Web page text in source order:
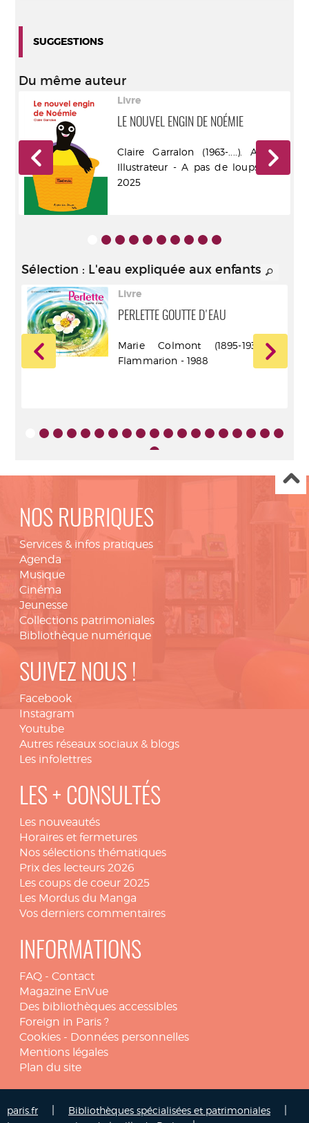
SUGGESTIONS
Du même auteur
Livre
LE NOUVEL ENGIN DE NOÉMIE
Claire Garralon (1963-....). Auteur.
Illustrateur - A pas de loups - DL
2025
Sélection : L'eau expliquée aux enfants
Livre
PERLETTE GOUTTE D'EAU
Marie Colmont (1895-1938) -
Flammarion - 1988
NOS RUBRIQUES
Services & infos pratiques
Agenda
Musique
Cinéma
Jeunesse
Collections patrimoniales
Bibliothèque numérique
SUIVEZ NOUS !
Facebook
Instagram
Youtube
Autres réseaux sociaux & blogs
Les infolettres
LES + CONSULTÉS
Les nouveautés
Horaires et fermetures
Nos sélections thématiques
Prix des lecteurs 2026
Les coups de coeur 2025
Les Mordus du Manga
Vos derniers commentaires
INFORMATIONS
FAQ - Contact
Magazine EnVue
Des bibliothèques accessibles
Foreign in Paris ?
Cookies - Données personnelles
Mentions légales
Plan du site
paris.fr Bibliothèques spécialisées et patrimoniales